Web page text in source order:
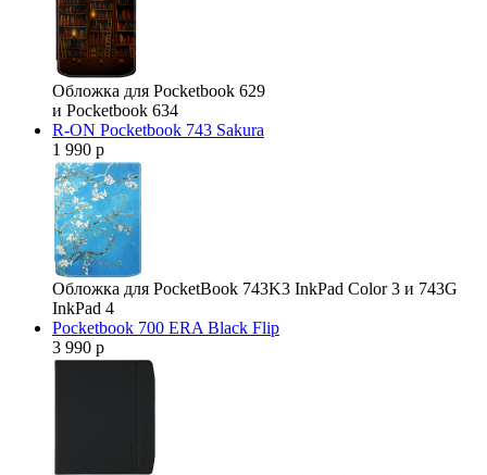
Обложка для Pocketbook 629
и Pocketbook 634
R-ON Pocketbook 743 Sakura
1 990 р
Обложка для PocketBook 743K3 InkPad Color 3 и 743G
InkPad 4
Pocketbook 700 ERA Black Flip
3 990 р